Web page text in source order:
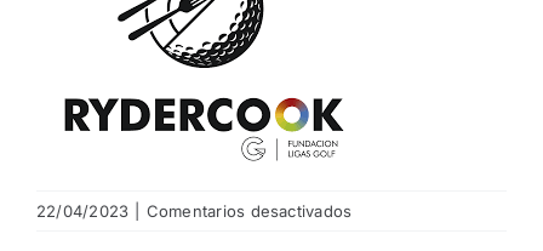
22/04/2023 Comentarios desactivados